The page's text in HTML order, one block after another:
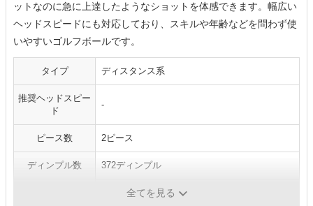
ットなのに急に上達したようなショットを体感できます。幅広い
ヘッドスピードにも対応しており、スキルや年齢などを問わず使
いやすいゴルフボールです。
タイプ ディスタンス系
推奨ヘッドスピー
ド
-
ピース数 2ピース
ディンプル数 372ディンプル
ホワイト／イエロー／オレンジ／ピンク
全てを見る